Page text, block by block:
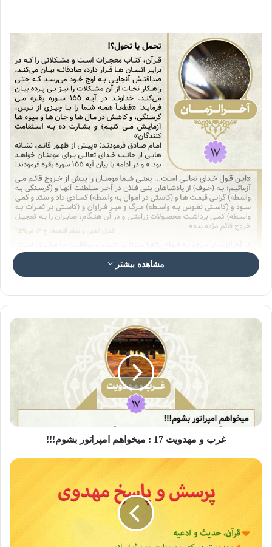
عکس نوشته آخر الزمان ۱۷
تحمل یا تحول؟!
قرآن، کتاب معجزات است و مشکلاتی را که در برابر انسان ها
قرار دارد، صادقانه بیان می‌کند. صداقتش آنجایی به اوج خود
می‌رسد که حتی راهکار نجات از آن مشکلات را نیز بی پرده بیان
می‌کند. خداوند در آیه ١۵۵ سوره بقره می‌فرماید: «قطعاً همه شما
میوه ها آزمایش می کنیم؛ و بشارت ده به استقامت کنندگان»
امام صادق فرمودند: «پیش از ظهور قائم، نشانه هایی از جانب
مشاهده بیشتر
غرب و مهدویت 17 : میخواهم امپراتور بشوم!!!